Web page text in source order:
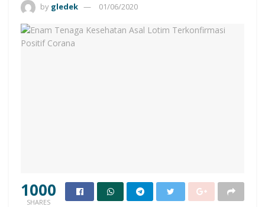
by gledek 01/06/2020
1000
SHARES